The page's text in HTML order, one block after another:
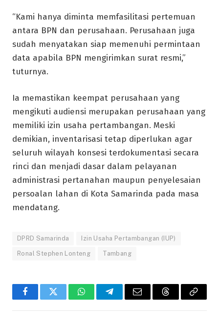
“Kami hanya diminta memfasilitasi pertemuan
antara BPN dan perusahaan. Perusahaan juga
sudah menyatakan siap memenuhi permintaan
data apabila BPN mengirimkan surat resmi,”
tuturnya.
Ia memastikan keempat perusahaan yang
mengikuti audiensi merupakan perusahaan yang
memiliki izin usaha pertambangan. Meski
demikian, inventarisasi tetap diperlukan agar
seluruh wilayah konsesi terdokumentasi secara
rinci dan menjadi dasar dalam pelayanan
administrasi pertanahan maupun penyelesaian
persoalan lahan di Kota Samarinda pada masa
mendatang.
DPRD Samarinda Izin Usaha Pertambangan (IUP)
Ronal Stephen Lonteng Tambang
FacebookTwitter WhatsAppTelegramEmail ThreadsCopy